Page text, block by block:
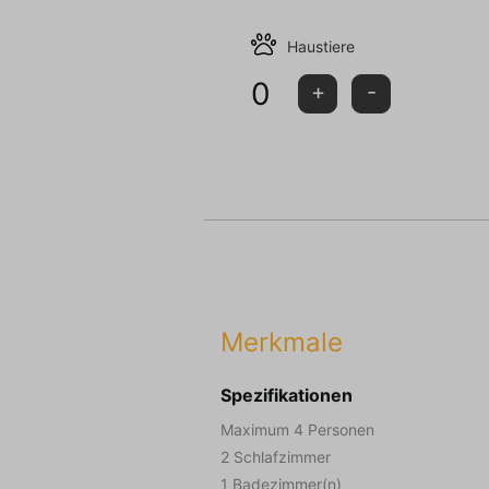
Dieses Ferienhaus wird nicht
vermietet!
Haustiere
0 + -
Merkmale
Spezifikationen
Maximum 4 Personen
2 Schlafzimmer
1 Badezimmer(n)